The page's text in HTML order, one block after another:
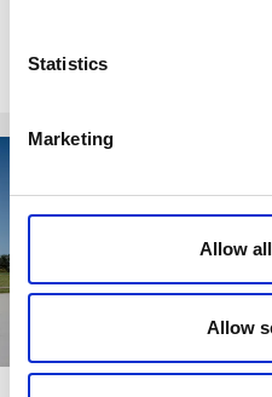
Statistics
Marketing
Allow
Allow
Relaterade sidor